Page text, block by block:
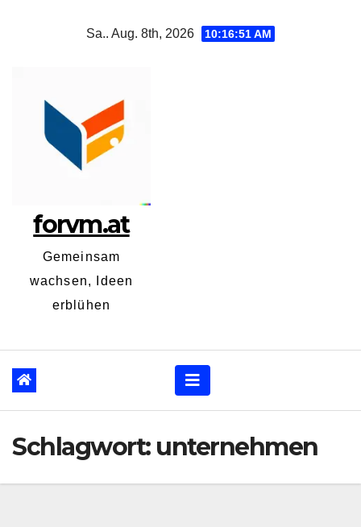
Sa.. Aug. 8th, 2026 10:16:52 AM
forvm.at
Gemeinsam
wachsen, Ideen
erblühen
Schlagwort: unternehmen